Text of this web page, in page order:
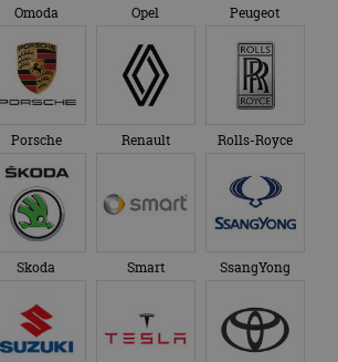
Omoda Opel Peugeot
Porsche Renault Rolls-Royce
Skoda Smart SsangYong